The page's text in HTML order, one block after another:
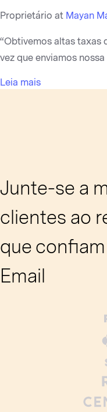
Proprietário at Mayan
“Obtivemos altas taxas
vez que enviamos nossa
Leia mais
Junte-se a
clientes ao
que
Email